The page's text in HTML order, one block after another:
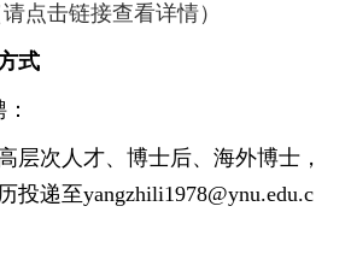
请点击链接查看详情）
式
层次人才、博士后、海外博士，
投递至yangzhili1978@ynu.edu.c